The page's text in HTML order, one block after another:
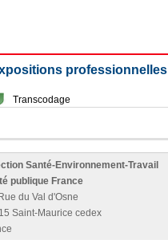
professionnelles
Transcodage
Santé-Environnement-Travail
publique France
du Val d'Osne
Saint-Maurice cedex